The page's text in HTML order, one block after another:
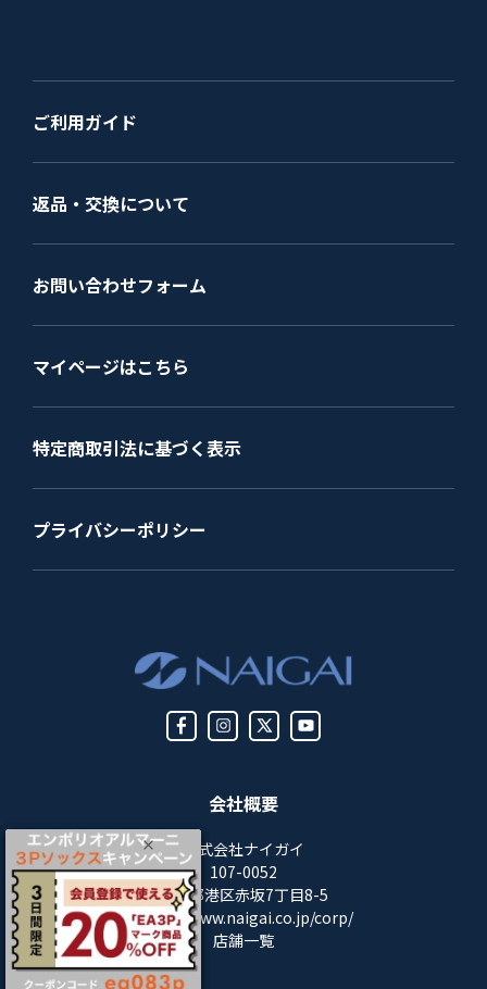
会社概要
株式会社ナイガイ
107-0052
東京都港区赤坂7丁目8-5
https://www.naigai.co.jp/corp/
店舗一覧
ご利用ガイド
返品・交換について
お問い合わせフォーム
マイページはこちら
特定商取引法に基づく表示
プライバシーポリシー